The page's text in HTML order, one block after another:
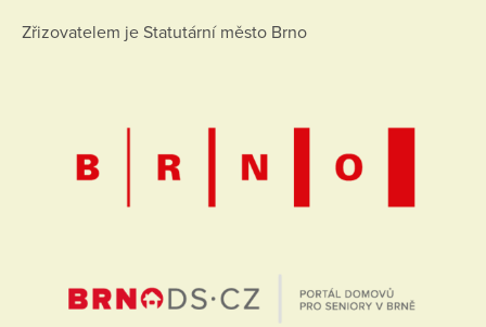
Zřizovatelem je Statutární město Brno